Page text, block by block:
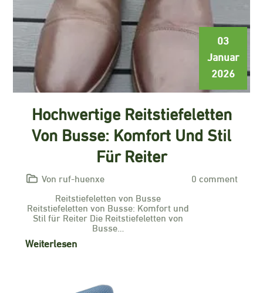
03
Januar
2026
Hochwertige Reitstiefeletten
Von Busse: Komfort Und Stil
Für Reiter
Von ruf-huenxe
0 comment
Reitstiefeletten von Busse
Reitstiefeletten von Busse: Komfort und
Stil für Reiter Die Reitstiefeletten von
Busse…
Weiterlesen